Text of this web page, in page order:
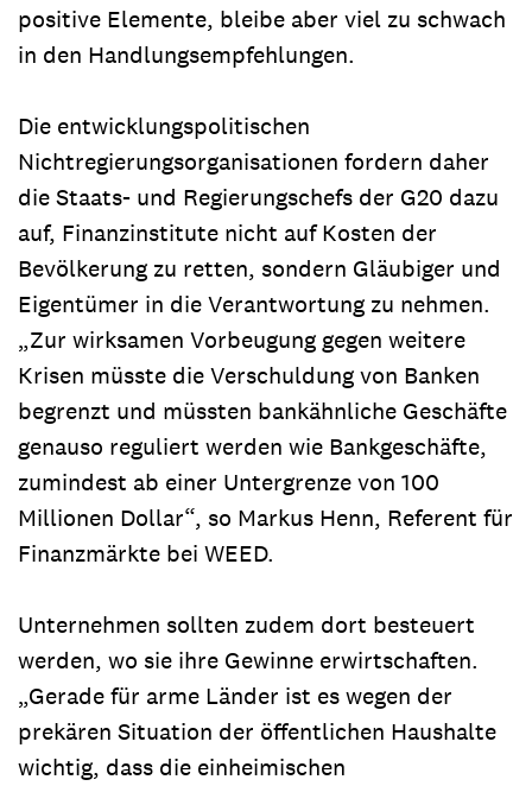
positive Elemente, bleibe aber viel zu schwach
in den Handlungsempfehlungen.
Die entwicklungspolitischen
Nichtregierungsorganisationen fordern daher
die Staats- und Regierungschefs der G20 dazu
auf, Finanzinstitute nicht auf Kosten der
Bevölkerung zu retten, sondern Gläubiger und
Eigentümer in die Verantwortung zu nehmen.
„Zur wirksamen Vorbeugung gegen weitere
Krisen müsste die Verschuldung von Banken
begrenzt und müssten bankähnliche Geschäfte
genauso reguliert werden wie Bankgeschäfte,
zumindest ab einer Untergrenze von 100
Millionen Dollar“, so Markus Henn, Referent für
Finanzmärkte bei WEED.
Unternehmen sollten zudem dort besteuert
werden, wo sie ihre Gewinne erwirtschaften.
„Gerade für arme Länder ist es wegen der
prekären Situation der öffentlichen Haushalte
wichtig, dass die einheimischen